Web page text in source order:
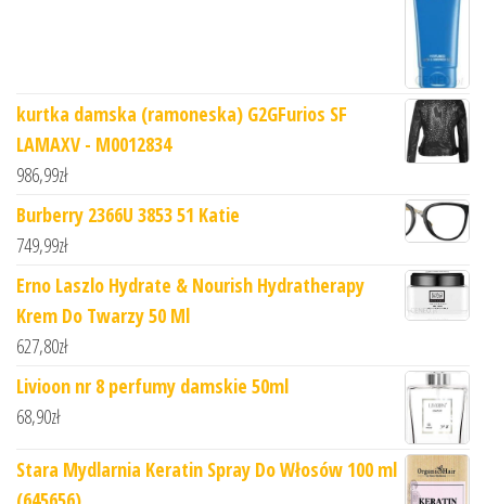
kurtka damska (ramoneska) G2GFurios SF
LAMAXV - M0012834
986,99zł
Burberry 2366U 3853 51 Katie
749,99zł
Erno Laszlo Hydrate & Nourish Hydratherapy
Krem Do Twarzy 50 Ml
627,80zł
Livioon nr 8 perfumy damskie 50ml
68,90zł
Stara Mydlarnia Keratin Spray Do Włosów 100 ml